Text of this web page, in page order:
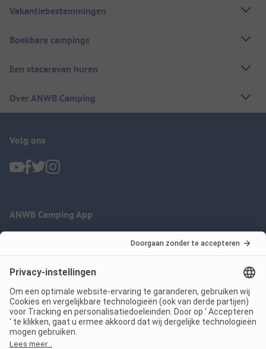
Vakantiebestemmingen
Boekbare campings
Een stacaravan huren
Over ANWB Camping
Volg ons
ANWB Camping App
Imprint
Jouw privacy
Voorwaarden
Wet digitale diensten